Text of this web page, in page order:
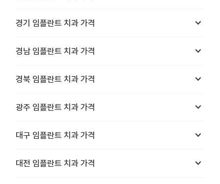
경기 임플란트 치과 가격 keyboard_arrow_down
경남 임플란트 치과 가격 keyboard_arrow_down
경북 임플란트 치과 가격 keyboard_arrow_down
광주 임플란트 치과 가격 keyboard_arrow_down
대구 임플란트 치과 가격 keyboard_arrow_down
대전 임플란트 치과 가격 keyboard_arrow_down